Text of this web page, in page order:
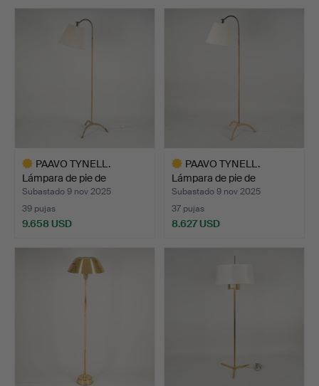
PAAVO TYNELL.
Lámpara de pie de
mediados d…
Subastado 9 nov 2025
39 pujas
9.658 USD
seleccionado
PAAVO TYNELL.
Lámpara de pie de
mediados d…
Subastado 9 nov 2025
37 pujas
8.627 USD